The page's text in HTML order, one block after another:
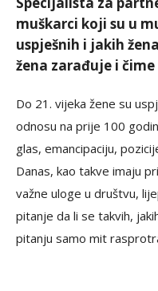
muškarci koji su u
uspješnih i jakih
žena zarađuje i čime
Do 21. vijeka žene su
odnosu na prije 100
glas, emancipaciju,
Danas, kao takve imaju
važne uloge u društvu,
pitanje da li se takvih,
pitanju samo mit